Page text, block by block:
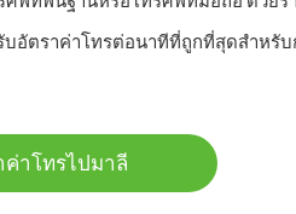
บอัตราค่าโทรต่อนาทีที่ถูกที่สุดสำหรั
ค่าโทรไปมาลี